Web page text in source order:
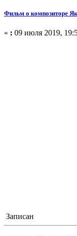
Фильм о композиторе
« : 09 июля 2019,
Записан